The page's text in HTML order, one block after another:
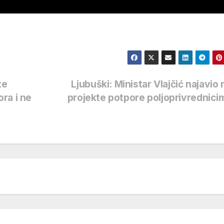
Ljubuški: Ministar Vlajčić najavio
projekte potpore
i ne